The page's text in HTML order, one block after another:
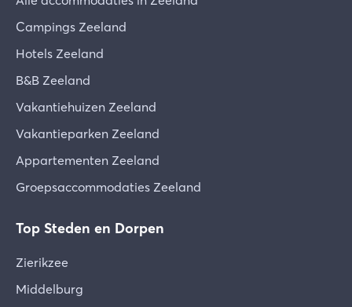
Campings Zeeland
Hotels Zeeland
B&B Zeeland
Vakantiehuizen Zeeland
Vakantieparken Zeeland
Appartementen Zeeland
Groepsaccommodaties Zeeland
Top Steden en Dorpen
Zierikzee
Middelburg